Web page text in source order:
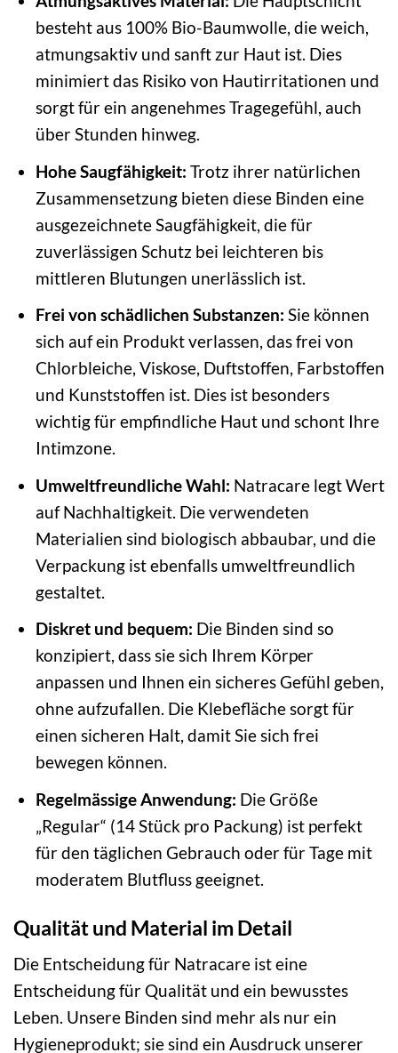
besteht aus 100% Bio-Baumwolle, die weich,
atmungsaktiv und sanft zur Haut ist. Dies
minimiert das Risiko von Hautirritationen und
sorgt für ein angenehmes Tragegefühl, auch
über Stunden hinweg.
Hohe Saugfähigkeit: Trotz ihrer natürlichen
Zusammensetzung bieten diese Binden eine
ausgezeichnete Saugfähigkeit, die für
zuverlässigen Schutz bei leichteren bis
mittleren Blutungen unerlässlich ist.
Frei von schädlichen Substanzen: Sie können
sich auf ein Produkt verlassen, das frei von
Chlorbleiche, Viskose, Duftstoffen, Farbstoffen
und Kunststoffen ist. Dies ist besonders
wichtig für empfindliche Haut und schont Ihre
Intimzone.
Umweltfreundliche Wahl: Natracare legt Wert
auf Nachhaltigkeit. Die verwendeten
Materialien sind biologisch abbaubar, und die
Verpackung ist ebenfalls umweltfreundlich
gestaltet.
Diskret und bequem: Die Binden sind so
konzipiert, dass sie sich Ihrem Körper
anpassen und Ihnen ein sicheres Gefühl geben,
ohne aufzufallen. Die Klebefläche sorgt für
einen sicheren Halt, damit Sie sich frei
bewegen können.
Regelmässige Anwendung: Die Größe
„Regular“ (14 Stück pro Packung) ist perfekt
für den täglichen Gebrauch oder für Tage mit
moderatem Blutfluss geeignet.
Qualität und Material im Detail
Die Entscheidung für Natracare ist eine
Entscheidung für Qualität und ein bewusstes
Leben. Unsere Binden sind mehr als nur ein
Hygieneprodukt; sie sind ein Ausdruck unserer